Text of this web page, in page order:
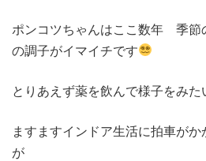
ポンコツちゃんはここ数年 季節
の調子がイマイチです
とりあえず薬を飲んで様子をみた
ますますインドア生活に拍車が
が